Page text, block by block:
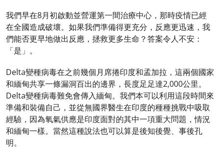
我們早在8月初啟動並營運第一間治療中心，那時疫情已經
在全國造成破壞。如果我們準備得更充分，反應更迅速，我
們能否更早地做出反應，拯救更多生命？答案令人不安：
「是」。
Delta變種病毒在之前幾個月席捲印度和孟加拉，這兩個國家
和緬甸共享一條漏洞百出的邊界，長度足足達2,000公里。
Delta變種病毒難免會傳入緬甸。我們本可以利用這段時間來
準備和裝備自己，並從無國界醫生在印度的種種挑戰中吸取
經驗，因為氧氣供應是印度面對的其中一項重大問題，情況
和緬甸一樣。當然這種說法也可以算是後知後覺、事後孔
明。